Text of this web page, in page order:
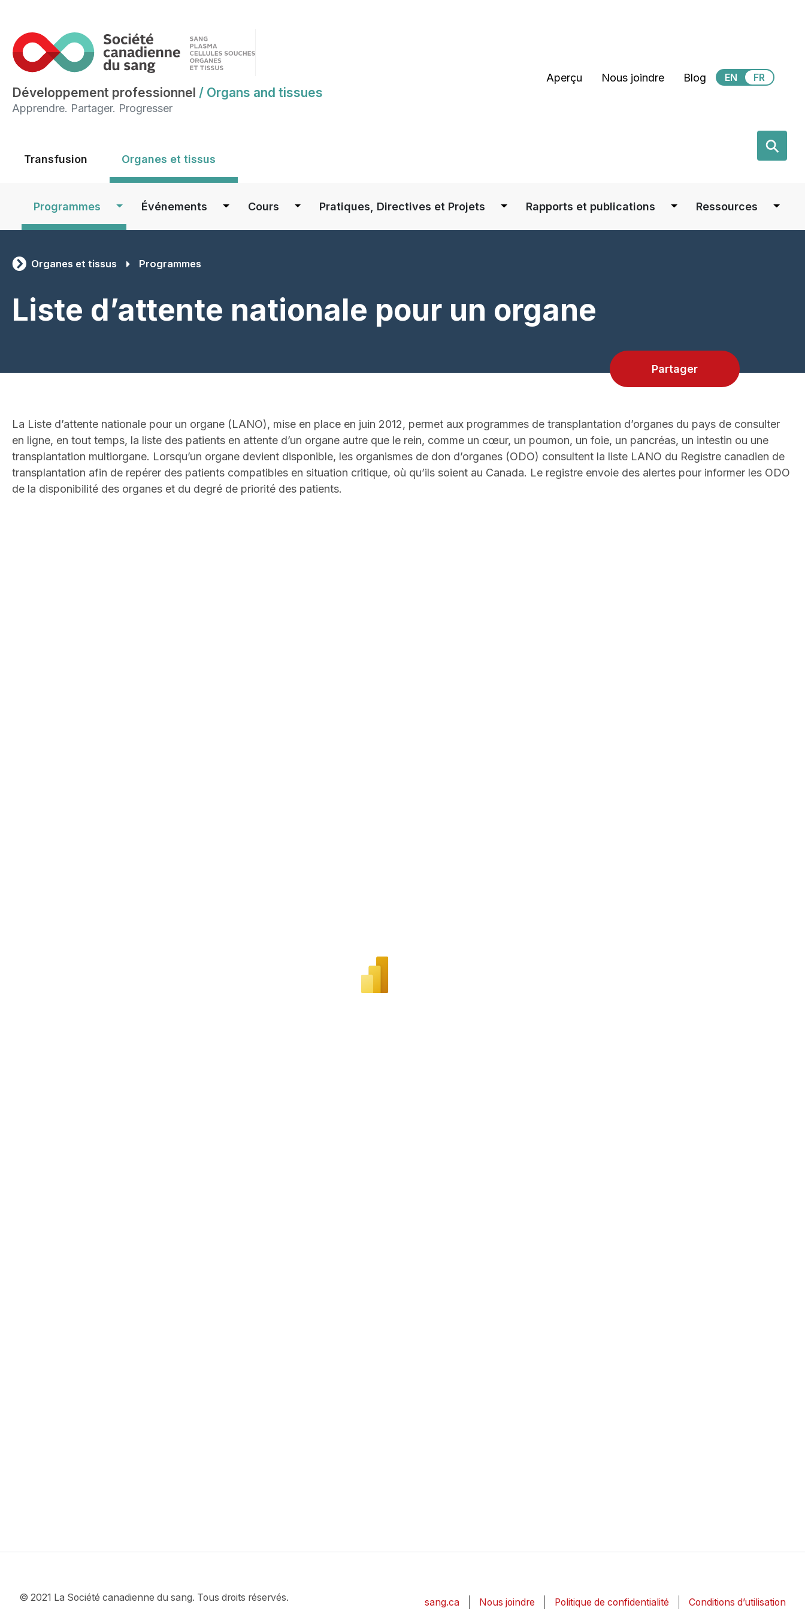
Développement professionnel / Organs and tissues
Apprendre. Partager. Progresser
Secondary Menu
Aperçu Nous joindre Blog EN FR
Transfusion Organes et tissus
⚲
Programmes Événements Cours Pratiques, Directives et Projets Rapports et publications Ressources
Organes et tissus Programmes
Liste d’attente nationale pour un organe
Partager
La Liste d’attente nationale pour un organe (LANO), mise en place en juin 2012, permet aux programmes de transplantation d’organes du pays de consulter
en ligne, en tout temps, la liste des patients en attente d’un organe autre que le rein, comme un cœur, un poumon, un foie, un pancréas, un intestin ou une
transplantation multiorgane. Lorsqu’un organe devient disponible, les organismes de don d’organes (ODO) consultent la liste LANO du Registre canadien de
transplantation afin de repérer des patients compatibles en situation critique, où qu’ils soient au Canada. Le registre envoie des alertes pour informer les ODO
de la disponibilité des organes et du degré de priorité des patients.
© 2021 La Société canadienne du sang. Tous droits réservés. sang.ca Nous joindre Politique de confidentialité Conditions d’utilisation